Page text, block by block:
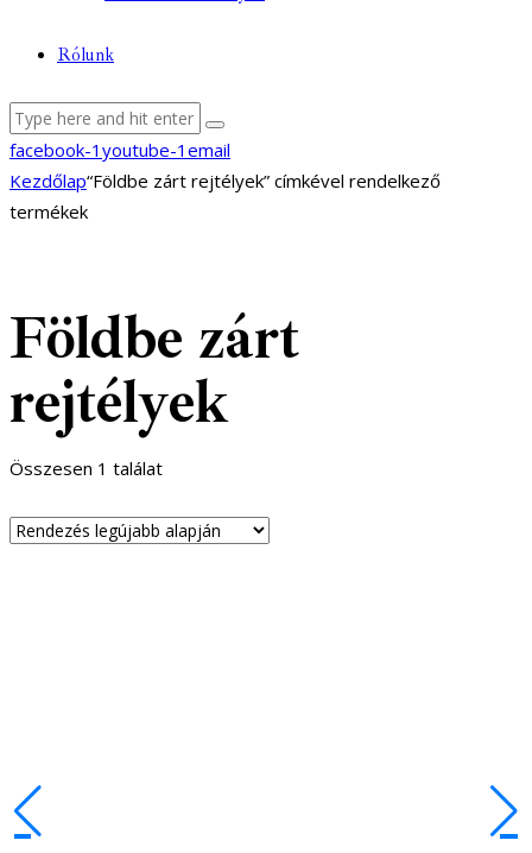
Rólunk
facebook-1 youtube-1 email
Kezdőlap“Földbe zárt rejtélyek” címkével rendelkező
termékek
Földbe zárt
rejtélyek
Összesen 1 találat